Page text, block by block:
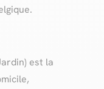
est la